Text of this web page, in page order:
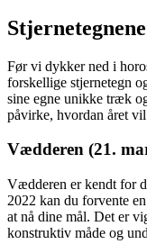
Før vi dykker ned i
forskellige stjernetegn
sine egne unikke træk
påvirke, hvordan året
Vædderen (21.
Vædderen er kendt for
2022 kan du forvente
at nå dine mål. Det er
konstruktiv måde og